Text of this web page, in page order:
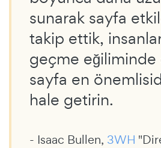
sunarak sayfa
takip ettik,
geçme eğiliminde
sayfa en
hale getirin.
- Isaac Bullen, 3WH